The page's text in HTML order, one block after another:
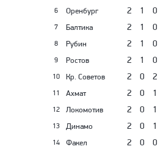
6 Оренбург 2 1 0
7 Балтика 2 1 0
8 Рубин 2 1 0
9 Ростов 2 1 0
10 Кр. Советов 2 0 2
11 Ахмат 2 0 1
12 Локомотив 2 0 1
13 Динамо 2 0 1
14 Факел 2 0 0